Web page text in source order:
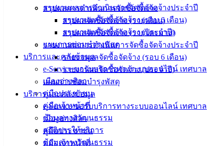
รายงานผลการดำเนินการจัดซื้อจัดจ้างประจำปี
รายงานผลจัดซื้อจัดจ้าง (รอบ 6 เดือน)
รายงานผลจัดซื้อจัดจ้าง (ประจำปี)
แผนการซ่อมบำรุงพัสดุ
บริการและคลังข้อมูล
e-Service ขอรับบริการทางระบบออนไลน์ เทศบาล
เมืองอ่างศิลา
คู่มือประชาชน
คู่มือเจ้าหน้าที่
ข้อมูลทางวัฒนธรรม
สถิติการให้บริการ
ข้อมูลทางวัฒนธรรม
สรุปผลการดำเนินการจัดซื้อจัดจ้าง
สรุปผลจัดซื้อจัดจ้าง (รายเดือน)
สรุปผลจัดซื้อจัดจ้าง (รายไตรมาส)
รายงานผลการดำเนินการจัดซื้อจัดจ้างประจำปี
รายงานผลจัดซื้อจัดจ้าง (รอบ 6 เดือน)
รายงานผลจัดซื้อจัดจ้าง (ประจำปี)
แผนการซ่อมบำรุงพัสดุ
บริการและคลังข้อมูล
e-Service ขอรับบริการทางระบบออนไลน์ เทศบาล
เมืองอ่างศิลา
คู่มือประชาชน
คู่มือเจ้าหน้าที่
ความรู้
(Knowledge
Management)
ติดต่อ
เทศบาล
สายตรง
นายก
ประวัติ
เทศบาล